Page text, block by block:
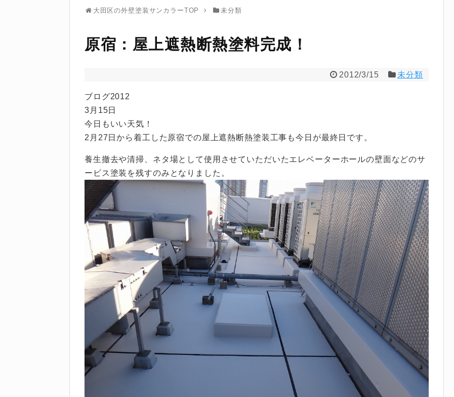
大田区の外壁塗装サンカラーTOP 未分類
原宿：屋上遮熱断熱塗料完成！
2012/3/15 未分類
ブログ2012
3月15日
今日もいい天気！
2月27日から着工した原宿での屋上遮熱断熱塗装工事も今日が最終日です。
養生撤去や清掃、ネタ場として使用させていただいたエレベーターホールの壁面などのサ
ービス塗装を残すのみとなりました。